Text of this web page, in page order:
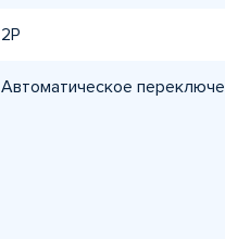
2P
Автоматическое